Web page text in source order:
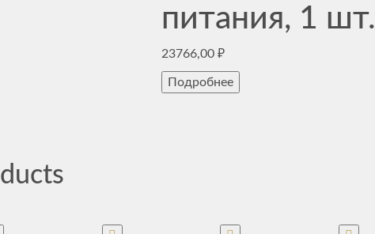
питания, 1 шт.
23766,00₽
Подробнее